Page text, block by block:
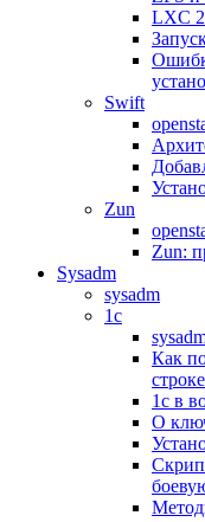
LXC
Swift
Zun
Zun:
Sysadm
sysadm
1c
Как
1с в
О